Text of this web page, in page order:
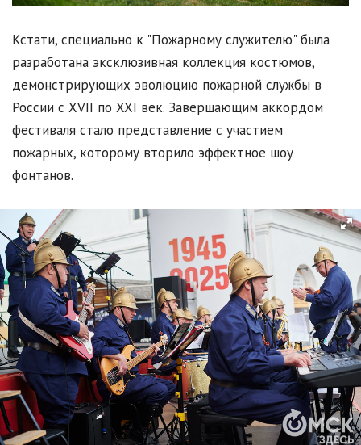
Кстати, специально к "Пожарному служителю" была
разработана эксклюзивная коллекция костюмов,
демонстрирующих эволюцию пожарной службы в
России с XVII по XXI век. Завершающим аккордом
фестиваля стало представление с участием
пожарных, которому вторило эффектное шоу
фонтанов.